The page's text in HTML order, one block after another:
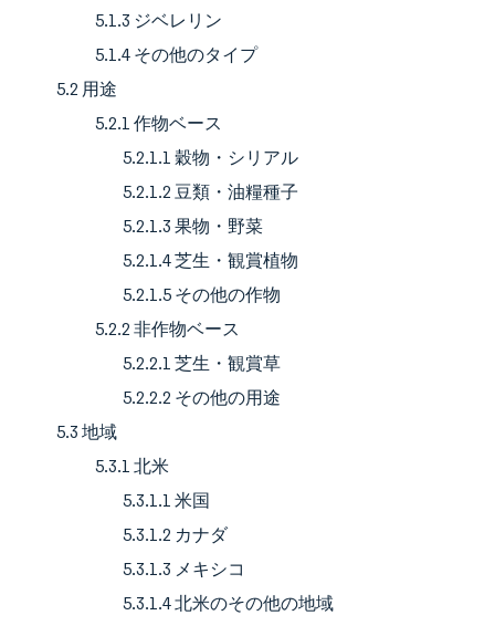
5.1.3 ジベレリン
5.1.4 その他のタイプ
5.2 用途
5.2.1 作物ベース
5.2.1.1 穀物・シリアル
5.2.1.2 豆類・油糧種子
5.2.1.3 果物・野菜
5.2.1.4 芝生・観賞植物
5.2.1.5 その他の作物
5.2.2 非作物ベース
5.2.2.1 芝生・観賞草
5.2.2.2 その他の用途
5.3 地域
5.3.1 北米
5.3.1.1 米国
5.3.1.2 カナダ
5.3.1.3 メキシコ
5.3.1.4 北米のその他の地域